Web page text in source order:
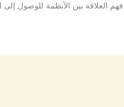
فهم العلاقة بين الأنظمة